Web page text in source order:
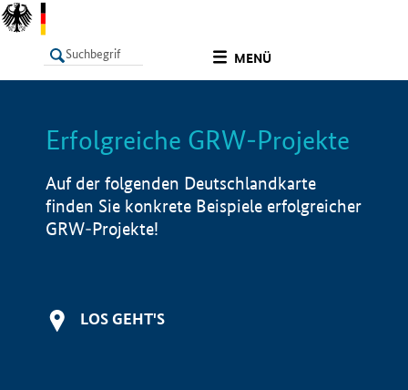
MENÜ
LISTE Info
Erfolgreiche GRW-Projekte
Auf der folgenden Deutschlandkarte
finden Sie konkrete Beispiele erfolgreicher
GRW-Projekte!
LOS GEHT'S